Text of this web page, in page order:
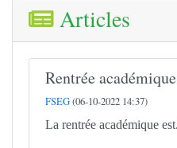
Articles
Rentrée
FSEG(06-10-2022 14:37)
La rentrée académique